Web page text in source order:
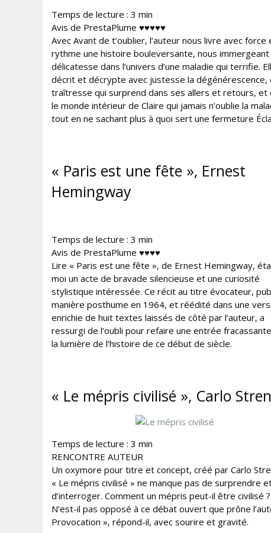
Temps de lecture : 3 min
Avis de PrestaPlume ♥♥♥♥♥
Avec Avant de t’oublier, l’auteur nous livre avec force
rythme une histoire bouleversante, nous immergeant
délicatesse dans l’univers d’une maladie qui terrifie.
décrit et décrypte avec justesse la dégénérescence,
traîtresse qui surprend dans ses allers et retours, et
le monde intérieur de Claire qui jamais n’oublie la
tout en ne sachant plus à quoi sert une fermeture
« Paris est une fête », Ernest
Hemingway
Temps de lecture : 3 min
Avis de PrestaPlume ♥♥♥♥
Lire « Paris est une fête », de Ernest Hemingway,
moi un acte de bravade silencieuse et une curiosité
stylistique intéressée. Ce récit au titre évocateur,
manière posthume en 1964, et réédité dans une
enrichie de huit textes laissés de côté par l’auteur, a
ressurgi de l’oubli pour refaire une entrée
la lumière de l’histoire de ce début de siècle.
« Le mépris civilisé », Carlo
Temps de lecture : 3 min
RENCONTRE AUTEUR
Un oxymore pour titre et concept, créé par Carlo
« Le mépris civilisé » ne manque pas de surprendre
d’interroger. Comment un mépris peut-il être civilisé ?
N’est-il pas opposé à ce débat ouvert que prône
Provocation », répond-il, avec sourire et gravité.